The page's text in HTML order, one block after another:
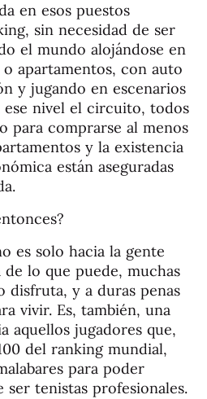
en esos puestos
sin necesidad de ser
el mundo alojándose en
apartamentos, con auto
y jugando en escenarios
ese nivel el circuito, todos
para comprarse al menos
y la existencia
están aseguradas
es solo hacia la gente
de lo que puede, muchas
disfruta, y a duras penas
vivir. Es, también, una
aquellos jugadores que,
del ranking mundial,
para poder
ser tenistas profesionales.